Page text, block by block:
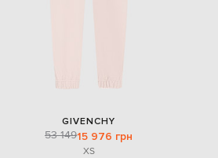
GIVENCHY
53 14915 976 грн
XS